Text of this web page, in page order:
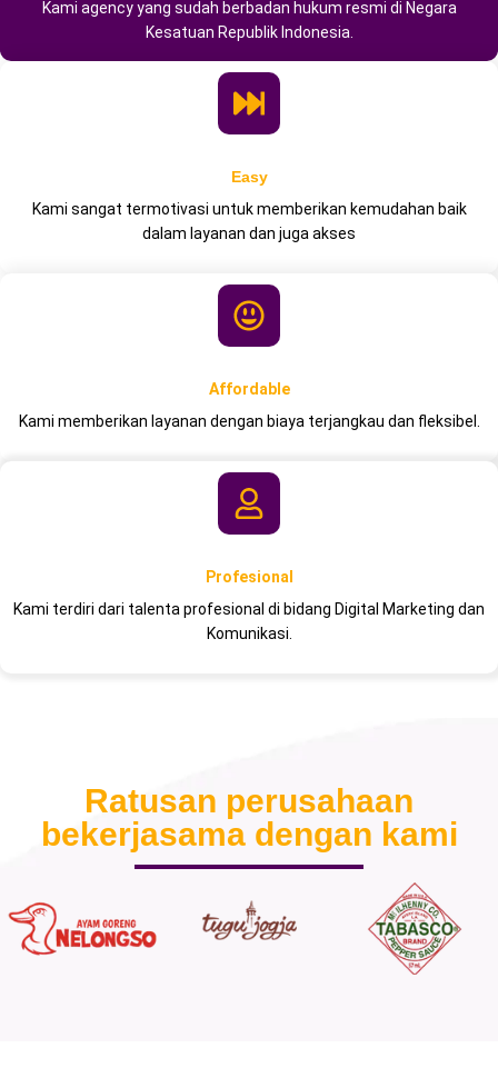
Kami agency yang sudah berbadan hukum resmi di Negara
Kesatuan Republik Indonesia.
Easy
Kami sangat termotivasi untuk memberikan kemudahan baik
dalam layanan dan juga akses
Affordable
Kami memberikan layanan dengan biaya terjangkau dan fleksibel.
Profesional
Kami terdiri dari talenta profesional di bidang Digital Marketing dan
Komunikasi.
Ratusan perusahaan
bekerjasama dengan kami